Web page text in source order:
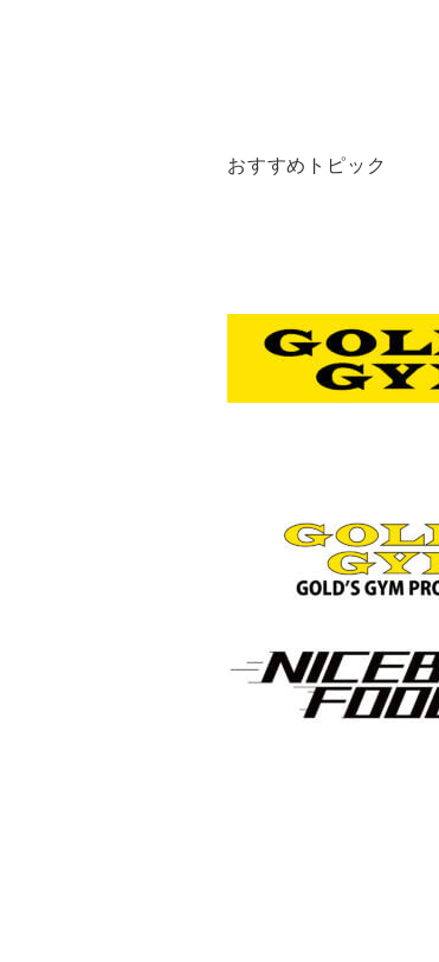
おすすめトピック